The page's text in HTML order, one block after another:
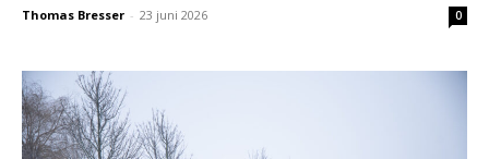
Thomas Bresser - 23 juni 2026 0